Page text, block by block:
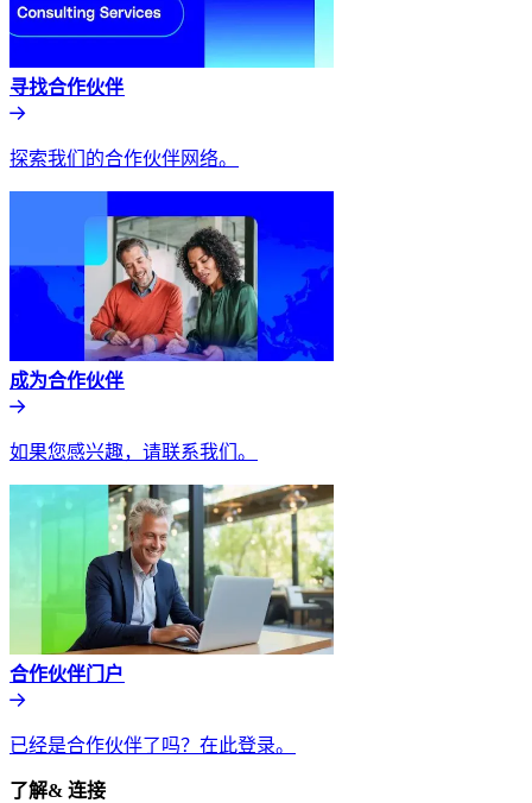
寻找合作伙伴​​
探索我们的合作伙伴网络。​​
成为合作伙伴​​
如果您感兴趣，请联系我们。​​
合作伙伴门户​​
已经是合作伙伴了吗？在此登录。​​
了解& 连接​​